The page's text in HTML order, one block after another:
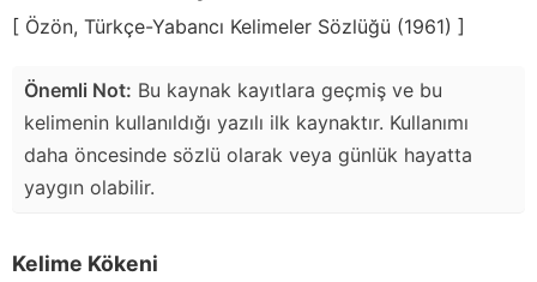
[ Özön, Türkçe-Yabancı Kelimeler Sözlüğü (1961) ]
Önemli Not: Bu kaynak kayıtlara geçmiş ve bu
kelimenin kullanıldığı yazılı ilk kaynaktır. Kullanımı
daha öncesinde sözlü olarak veya günlük hayatta
yaygın olabilir.
Kelime Kökeni